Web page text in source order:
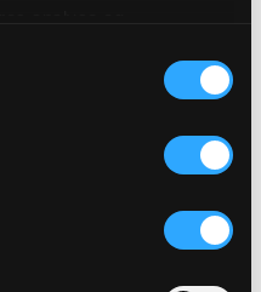
ved at klikke videre til
i bunden af vores